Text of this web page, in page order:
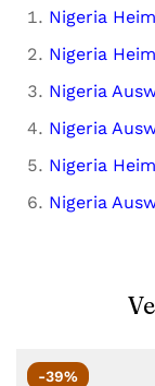
Nigeria
Nigeria
Nigeria
Nigeria
Nigeria
Nigeria
-39%